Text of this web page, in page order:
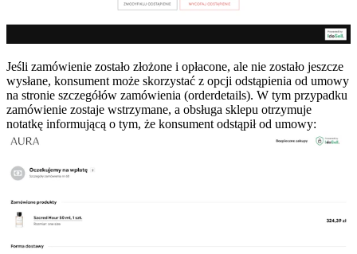
Jeśli zamówienie zostało złożone i opłacone, ale nie zostało jeszcze
wysłane, konsument może skorzystać z opcji odstąpienia od umowy
na stronie szczegółów zamówienia (orderdetails). W tym przypadku
zamówienie zostaje wstrzymane, a obsługa sklepu otrzymuje
notatkę informującą o tym, że konsument odstąpił od umowy: